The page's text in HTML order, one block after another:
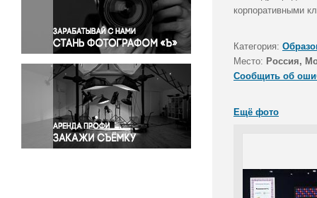
Правосудие
Происшествия и конфликты
Религия
Светская жизнь
Спорт
Экология
Экономика и бизнес
корпоративными
Категория:
Место: Россия,
Сообщить об
Ещё фото